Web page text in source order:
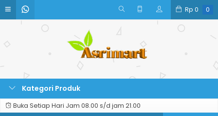
Rp 0 0
Kategori Produk
Buka Setiap Hari Jam 08.00 s/d jam 21.00